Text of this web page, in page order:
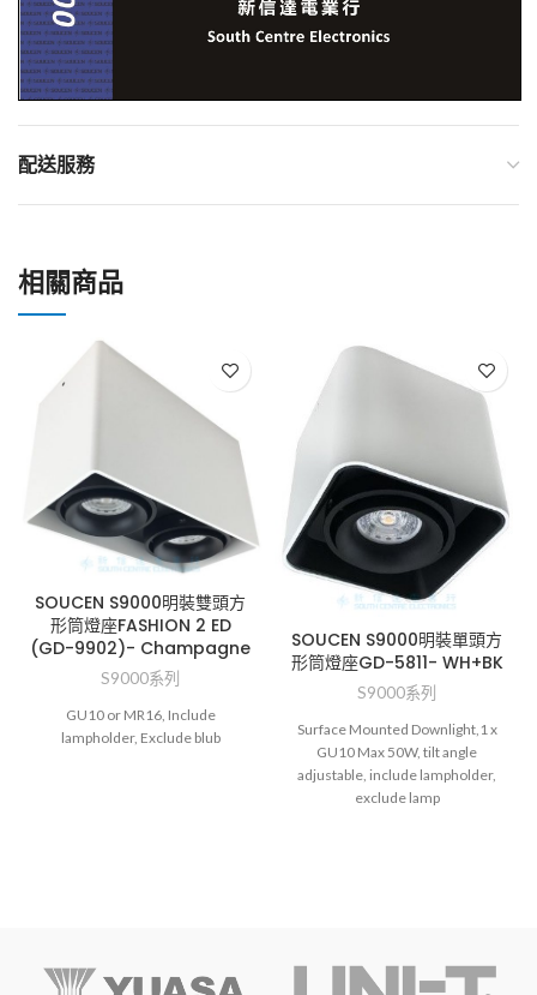
配送服務
相關商品
SOUCEN S9000明裝雙頭方
形筒燈座FASHION 2 ED
(GD-9902)- Champagne
S9000系列
GU10 or MR16, Include
lampholder, Exclude blub
SOUCEN S9000明裝單頭方
形筒燈座GD-5811- WH+BK
S9000系列
Surface Mounted Downlight,1 x
GU10 Max 50W, tilt angle
adjustable, include lampholder,
exclude lamp